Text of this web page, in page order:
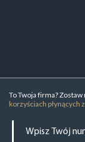
To Twoja firma?
korzyściach płynących